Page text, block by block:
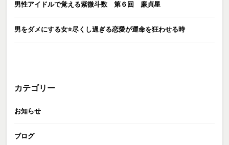
男性アイドルで覚える紫微斗数 第６回 廉貞星
男をダメにする女⭐️尽くし過ぎる恋愛が運命を狂わせる時
カテゴリー
お知らせ
ブログ